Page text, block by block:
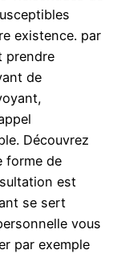
existence. par
prendre
de
Découvrez
forme de
est
se sert
vous
par exemple